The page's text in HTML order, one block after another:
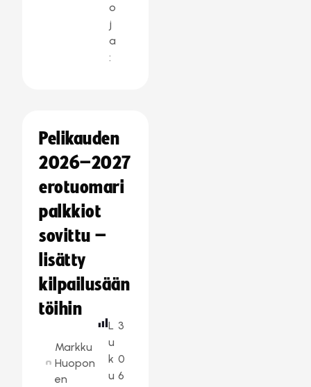
o
j
a
:
Pelikauden
2026–2027
erotuomari
palkkiot
sovittu –
lisätty
kilpailusään
töihin
Markku
Huopon
en
L
u
k
u
3
0
6